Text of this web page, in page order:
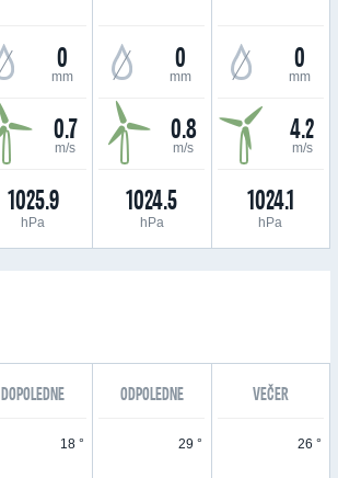
0
mm
0.7
m/s
1025.9
hPa
0
mm
0.8
m/s
1024.5
hPa
0
mm
4.2
m/s
1024.1
hPa
DOPOLEDNE ODPOLEDNE VEČER
18 ° 29 ° 26 °